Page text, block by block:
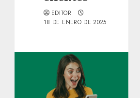
EDITOR
18 DE ENERO DE 2025